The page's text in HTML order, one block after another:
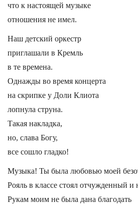
что к настоящей музыке
отношения не имел.
Наш детский оркестр
приглашали в Кремль
в те времена.
Однажды во время концерта
на скрипке у Доли Клиота
лопнула струна.
Такая накладка,
но, слава Богу,
все сошло гладко!
Музыка! Ты была любовью моей
Рояль в классе стоял отчужденный и
Рукам моим не была дана благодать